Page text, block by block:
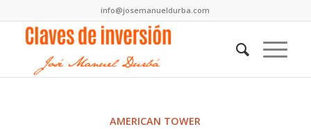
info@josemanueldurba.com
AMERICAN TOWER